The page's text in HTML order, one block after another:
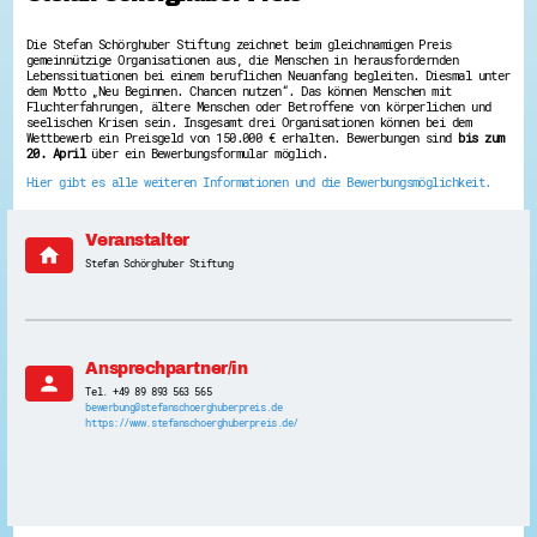
Zeig uns dein Ehrenamt
Wettbewerb | Trikotwettbewerb
Wettbewerb | 80 Jahre Hessen - Engagement
mit Herz
8 Vereine x 80 Jahre x 1.000 €
Ausgezeichnete Projekte
Menschen des Respekts
Ehrenamts-Card Hessen
Freiwilligenmanagement
Hessen engagiert - Digitale Themenabende
Kompetenznachweis Hessen
Zeugnisbeiblatt
Die Stefan Schörghuber Stiftung zeichnet beim gleichnamigen Preis
gemeinnützige Organisationen aus, die Menschen in herausfordernden
Lebenssituationen bei einem beruflichen Neuanfang begleiten. Diesmal unter
dem Motto „Neu Beginnen. Chancen nutzen“. Das können Menschen mit
Fluchterfahrungen, ältere Menschen oder Betroffene von körperlichen und
seelischen Krisen sein. Insgesamt drei Organisationen können bei dem
Wettbewerb ein Preisgeld von 150.000 € erhalten. Bewerbungen sind bis zum
20. Aprilüber ein Bewerbungsformular möglich.
Hier gibt es alle weiteren Informationen und die Bewerbungsmöglichkeit.
home
Veranstalter
Stefan Schörghuber Stiftung
person
Ansprechpartner/in
Tel. +49 89 893 563 565
bewerbung@stefanschoerghuberpreis.de
https://www.stefanschoerghuberpreis.de/